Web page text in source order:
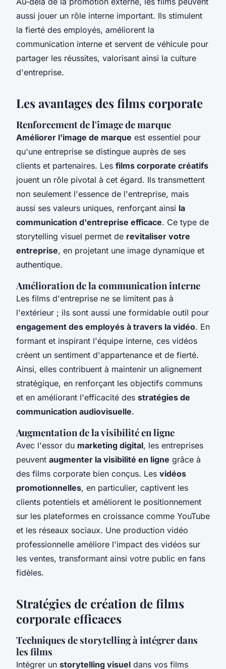
aussi jouer un rôle interne important. Ils stimulent
la fierté des employés, améliorent la
communication interne et servent de véhicule pour
partager les réussites, valorisant ainsi la culture
d'entreprise.
Les avantages des films corporate
Renforcement de l'image de marque
Améliorer l'image de marque est essentiel pour
qu'une entreprise se distingue auprès de ses
clients et partenaires. Les films corporate créatifs
jouent un rôle pivotal à cet égard. Ils transmettent
non seulement l'essence de l'entreprise, mais
aussi ses valeurs uniques, renforçant ainsi la
communication d'entreprise efficace. Ce type de
storytelling visuel permet de revitaliser votre
entreprise, en projetant une image dynamique et
authentique.
Amélioration de la communication interne
Les films d'entreprise ne se limitent pas à
l'extérieur ; ils sont aussi une formidable outil pour
engagement des employés à travers la vidéo. En
formant et inspirant l'équipe interne, ces vidéos
créent un sentiment d'appartenance et de fierté.
Ainsi, elles contribuent à maintenir un alignement
stratégique, en renforçant les objectifs communs
et en améliorant l'efficacité des stratégies de
communication audiovisuelle.
Augmentation de la visibilité en ligne
Avec l'essor du marketing digital, les entreprises
peuvent augmenter la visibilité en ligne grâce à
des films corporate bien conçus. Les vidéos
promotionnelles, en particulier, captivent les
clients potentiels et améliorent le positionnement
sur les plateformes en croissance comme YouTube
et les réseaux sociaux. Une production vidéo
professionnelle améliore l'impact des vidéos sur
les ventes, transformant ainsi votre public en fans
fidèles.
Stratégies de création de films
corporate efficaces
Techniques de storytelling à intégrer dans
les films
Intégrer un storytelling visuel dans vos films